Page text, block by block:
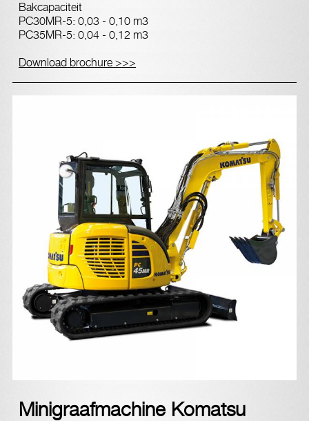
Bakcapaciteit
PC30MR-5: 0,03 - 0,10 m3
PC35MR-5: 0,04 - 0,12 m3
Download brochure >>>
Minigraafmachine Komatsu